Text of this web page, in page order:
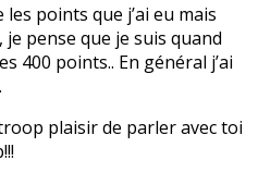
points que j’ai eu mais
pense que je suis quand
400 points.. En général j’ai
plaisir de parler avec toi